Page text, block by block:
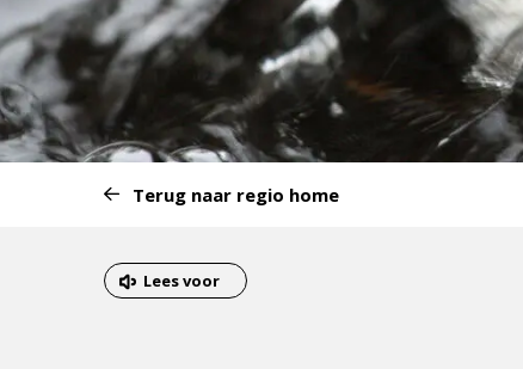
van
menu:
Terug naar regio home
van
het
Lees voor